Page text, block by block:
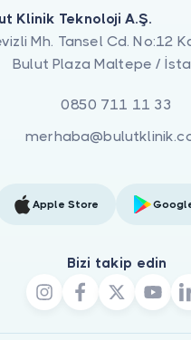
Klinik Teknoloji A.Ş.
Mh. Tansel Cd. No:12
Bulut Plaza Maltepe /
0850 711 11 33
Apple Store
Bizi takip edin